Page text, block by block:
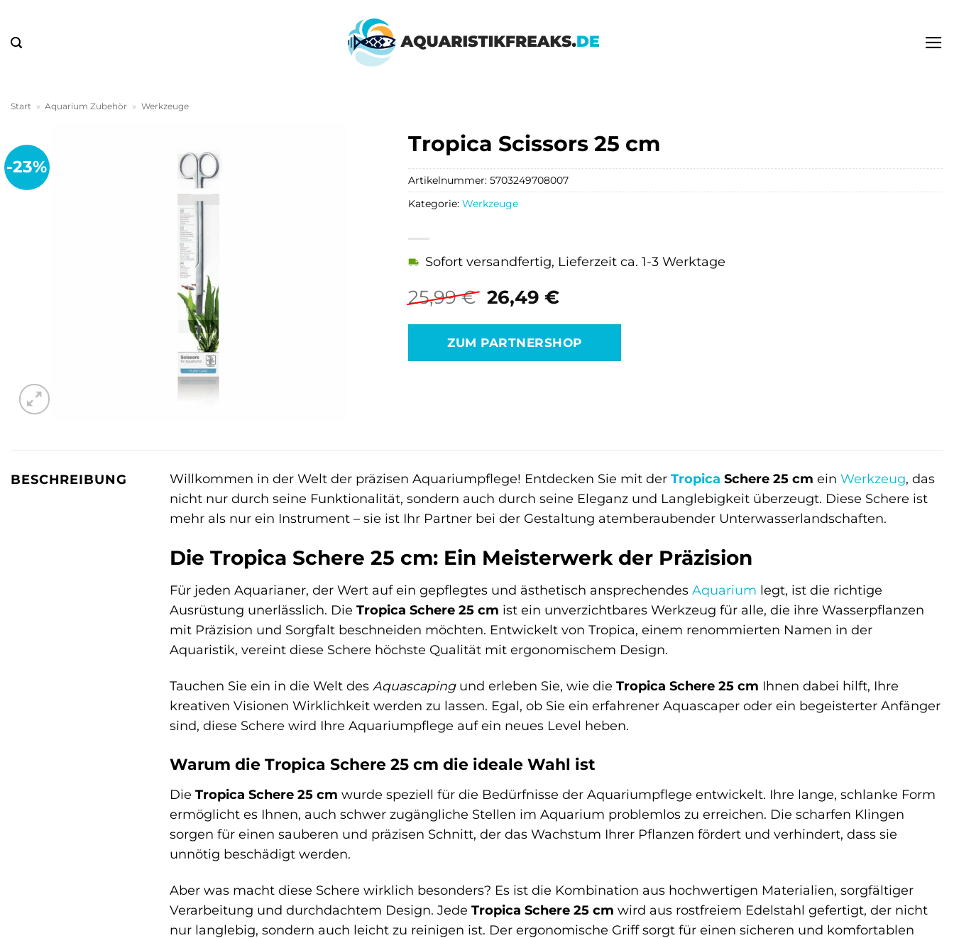
springen
Start » Aquarium Zubehör » Werkzeuge
-23%
Tropica Scissors 25 cm
25,99€ Ursprünglicher
war:
25,99 €
26,49 €Aktueller
ist:
26,49 €.
Sofort versandfertig, Lieferzeit ca. 1-3 Werktage
ZUM PARTNERSHOP
Artikelnummer: 5703249708007
Kategorie: Werkzeuge
BESCHREIBUNG Willkommen in der Welt der präzisen Aquariumpflege! Entdecken Sie mit der Tropica Schere 25 cm ein Werkzeug, das
nicht nur durch seine Funktionalität, sondern auch durch seine Eleganz und Langlebigkeit überzeugt. Diese Schere ist
mehr als nur ein Instrument – sie ist Ihr Partner bei der Gestaltung atemberaubender Unterwasserlandschaften.
Die Tropica Schere 25 cm: Ein Meisterwerk der Präzision
Für jeden Aquarianer, der Wert auf ein gepflegtes und ästhetisch ansprechendes Aquarium legt, ist die richtige
Ausrüstung unerlässlich. Die Tropica Schere 25 cm ist ein unverzichtbares Werkzeug für alle, die ihre Wasserpflanzen
mit Präzision und Sorgfalt beschneiden möchten. Entwickelt von Tropica, einem renommierten Namen in der
Aquaristik, vereint diese Schere höchste Qualität mit ergonomischem Design.
Tauchen Sie ein in die Welt des Aquascapingund erleben Sie, wie die Tropica Schere 25 cm Ihnen dabei hilft, Ihre
kreativen Visionen Wirklichkeit werden zu lassen. Egal, ob Sie ein erfahrener Aquascaper oder ein begeisterter Anfänger
sind, diese Schere wird Ihre Aquariumpflege auf ein neues Level heben.
Warum die Tropica Schere 25 cm die ideale Wahl ist
Die Tropica Schere 25 cm wurde speziell für die Bedürfnisse der Aquariumpflege entwickelt. Ihre lange, schlanke Form
ermöglicht es Ihnen, auch schwer zugängliche Stellen im Aquarium problemlos zu erreichen. Die scharfen Klingen
sorgen für einen sauberen und präzisen Schnitt, der das Wachstum Ihrer Pflanzen fördert und verhindert, dass sie
unnötig beschädigt werden.
Aber was macht diese Schere wirklich besonders? Es ist die Kombination aus hochwertigen Materialien, sorgfältiger
Verarbeitung und durchdachtem Design. Jede Tropica Schere 25 cm wird aus rostfreiem Edelstahl gefertigt, der nicht
nur langlebig, sondern auch leicht zu reinigen ist. Der ergonomische Griff sorgt für einen sicheren und komfortablen